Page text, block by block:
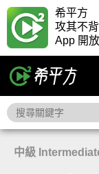
希平方
攻其不背
App 開
中級